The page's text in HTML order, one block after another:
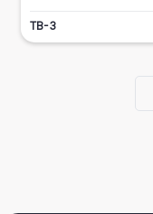
ТВ-3